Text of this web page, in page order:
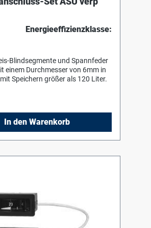
Energieeffizienzklasse:
Blindsegmente und Spannfeder
einem Durchmesser von 6mm in
Speichern größer als 120 Liter.
In den Warenkorb